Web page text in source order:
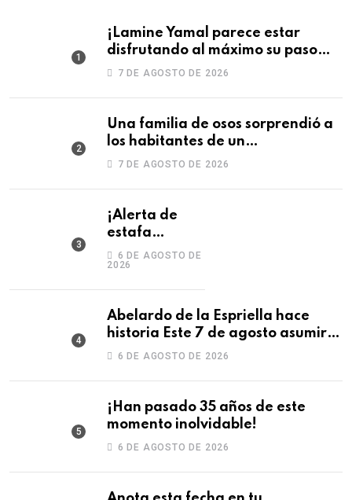
¡Lamine Yamal parece estar
disfrutando al máximo su paso
por Colombia!
7 DE AGOSTO DE 2026
Una familia de osos sorprendió a
los habitantes de un
fraccionamiento en Monterrey
7 DE AGOSTO DE 2026
¡Alerta de
estafa
laboral!
6 DE AGOSTO DE
2026
Abelardo de la Espriella hace
historia Este 7 de agosto asumirá
la Presidencia con una posesión
6 DE AGOSTO DE 2026
¡Han pasado 35 años de este
momento inolvidable!
6 DE AGOSTO DE 2026